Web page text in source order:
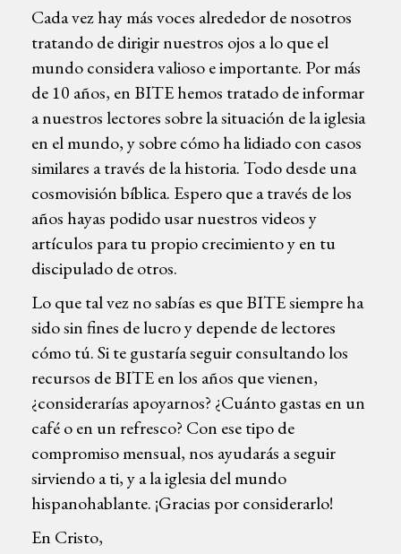
Cada vez hay más voces alrededor de nosotros
tratando de dirigir nuestros ojos a lo que el
mundo considera valioso e importante. Por más
de 10 años, en BITE hemos tratado de informar
a nuestros lectores sobre la situación de la iglesia
en el mundo, y sobre cómo ha lidiado con casos
similares a través de la historia. Todo desde una
cosmovisión bíblica. Espero que a través de los
años hayas podido usar nuestros videos y
artículos para tu propio crecimiento y en tu
discipulado de otros.
Lo que tal vez no sabías es que BITE siempre ha
sido sin fines de lucro y depende de lectores
cómo tú. Si te gustaría seguir consultando los
recursos de BITE en los años que vienen,
¿considerarías apoyarnos? ¿Cuánto gastas en un
café o en un refresco? Con ese tipo de
compromiso mensual, nos ayudarás a seguir
sirviendo a ti, y a la iglesia del mundo
hispanohablante. ¡Gracias por considerarlo!
En Cristo,